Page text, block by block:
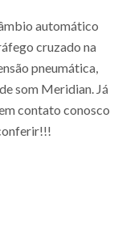
automático
cruzado na
pneumática,
som Meridian. Já
contato conosco